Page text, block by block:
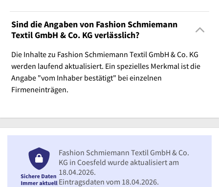
Sind die Angaben von Fashion Schmiemann
Textil GmbH & Co. KG verlässlich?
Die Inhalte zu Fashion Schmiemann Textil GmbH & Co. KG
werden laufend aktualisiert. Ein spezielles Merkmal ist die
Angabe "vom Inhaber bestätigt" bei einzelnen
Firmeneinträgen.
Fashion Schmiemann Textil GmbH & Co.
KG in Coesfeld wurde aktualisiert am
18.04.2026.
Eintragsdaten vom 18.04.2026.